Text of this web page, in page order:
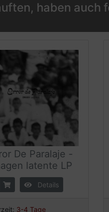
haben auch
De Paralaje -
latente LP
Details
3-4 Tage